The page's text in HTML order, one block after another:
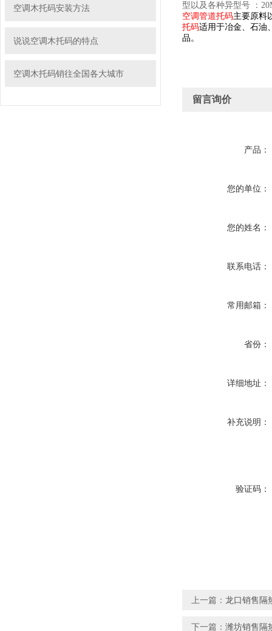
空调木托码安装方法
说说空调木托码的特点
空调木托码销往全国各大城市
型以及各种异型号
：
空调管道托码主要原料
托码适用于冶金、石油
品。
留言询价
产品：
您的单位：
您的姓名：
联系电话：
常用邮箱：
省份：
详细地址：
补充说明：
验证码：
上一篇： 龙口销售隔
下一篇： 潍坊销售隔